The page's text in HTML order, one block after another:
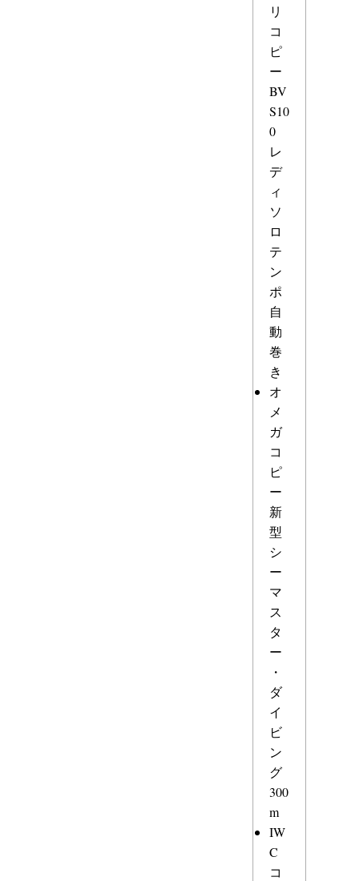
リ
コ
ピ
ー
BV
S10
0
レ
デ
ィ
ソ
ロ
テ
ン
ポ
自
動
巻
き
オ
メ
ガ
コ
ピ
ー
新
型
シ
ー
マ
ス
タ
ー
・
ダ
イ
ビ
ン
グ
300
m
IW
C
コ